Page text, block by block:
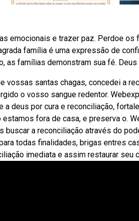
emocionais e trazer paz. Perdoe
família é uma expressão de
as famílias demonstram sua fé.
vossas santas chagas, concedei a
o vosso sangue redentor.
a deus por cura e reconciliação,
fora de casa, e preserva o.
a reconciliação através do
todas finalidades, brigas entres
imediata e assim restaurar seu